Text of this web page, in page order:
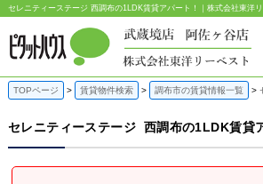
セレニティーステージ 西調布の1LDK賃貸アパート！｜株式会社東洋
TOPページ 賃貸物件検索 調布市の賃貸情報一覧
セレニティーステージ 西調布の1LDK賃貸